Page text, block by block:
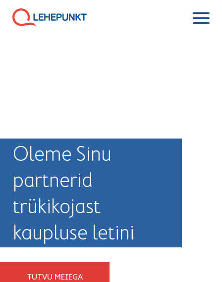
Oleme Sinu
partnerid
trükikojast
kaupluse letini
TUTVU MEIEGA